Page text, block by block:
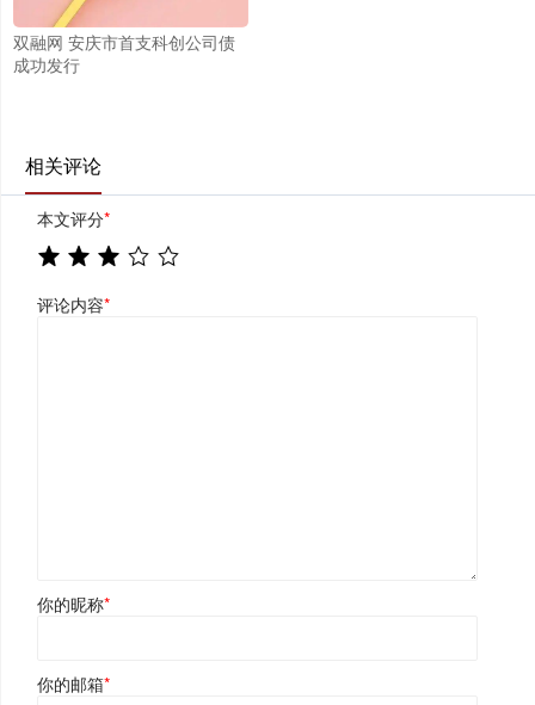
双融网 安庆市首支科创公司债
成功发行
相关评论
本文评分*
评论内容*
你的昵称*
你的邮箱*